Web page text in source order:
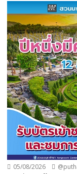
05/08/2026